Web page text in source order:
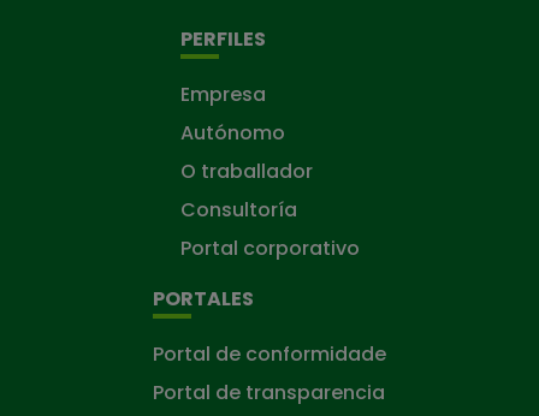
PERFILES
Empresa
Autónomo
O traballador
Consultoría
Portal corporativo
PORTALES
Portal de conformidade
Portal de transparencia